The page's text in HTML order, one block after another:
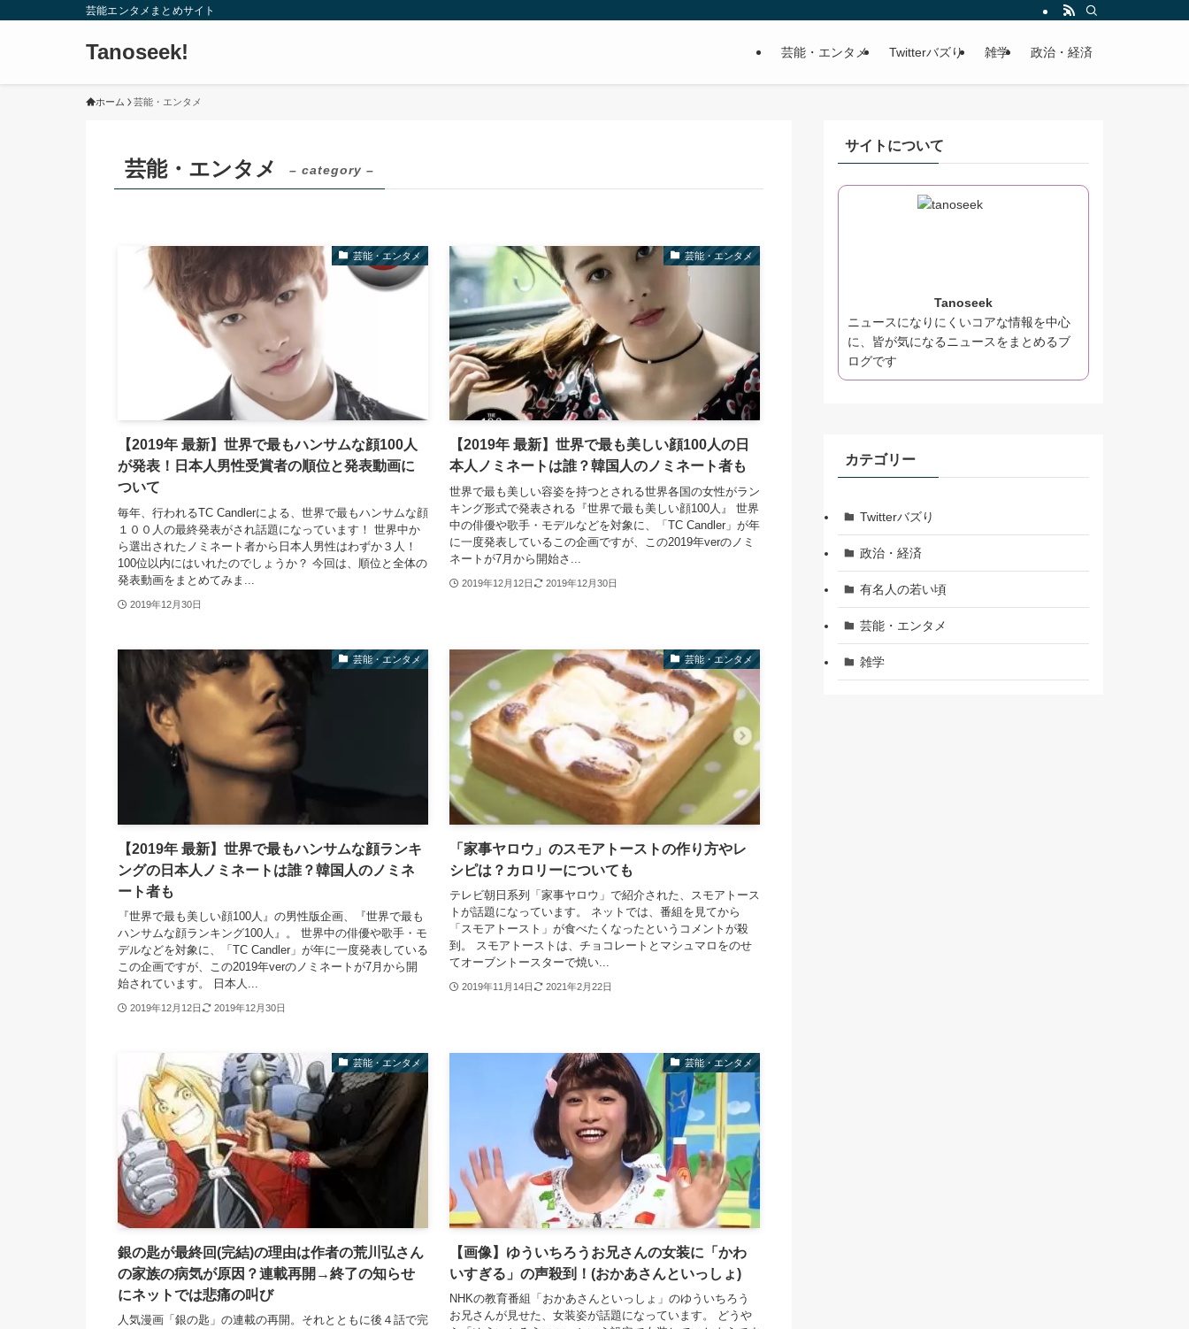
芸能エンタメまとめサイト
Tanoseek! 芸能・エンタメ Twitterバズり 雑学 政治・経済
ホーム 芸能・エンタメ
芸能・エンタメ – category –
芸能・エンタメ
【2019年 最新】世界で最もハンサムな顔100人
が発表！日本人男性受賞者の順位と発表動画に
ついて
毎年、行われるTC Candlerによる、世界で最もハンサムな顔
１００人の最終発表がされ話題になっています！ 世界中か
ら選出されたノミネート者から日本人男性はわずか３人！
100位以内にはいれたのでしょうか？ 今回は、順位と全体の
発表動画をまとめてみま...
2019年12月30日
芸能・エンタメ
【2019年 最新】世界で最も美しい顔100人の日
本人ノミネートは誰？韓国人のノミネート者も
世界で最も美しい容姿を持つとされる世界各国の女性がラン
キング形式で発表される『世界で最も美しい顔100人』 世界
中の俳優や歌手・モデルなどを対象に、「TC Candler」が年
に一度発表しているこの企画ですが、この2019年verのノミ
ネートが7月から開始さ...
2019年12月12日 2019年12月30日
芸能・エンタメ
【2019年 最新】世界で最もハンサムな顔ランキ
ングの日本人ノミネートは誰？韓国人のノミネ
ート者も
『世界で最も美しい顔100人』の男性版企画、『世界で最も
ハンサムな顔ランキング100人』。 世界中の俳優や歌手・モ
デルなどを対象に、「TC Candler」が年に一度発表している
この企画ですが、この2019年verのノミネートが7月から開
始されています。 日本人...
2019年12月12日 2019年12月30日
芸能・エンタメ
「家事ヤロウ」のスモアトーストの作り方やレ
シピは？カロリーについても
テレビ朝日系列「家事ヤロウ」で紹介された、スモアトース
トが話題になっています。 ネットでは、番組を見てから
「スモアトースト」が食べたくなったというコメントが殺
到。 スモアトーストは、チョコレートとマシュマロをのせ
てオーブントースターで焼い...
2019年11月14日 2021年2月22日
芸能・エンタメ
銀の匙が最終回(完結)の理由は作者の荒川弘さん
の家族の病気が原因？連載再開→終了の知らせ
にネットでは悲痛の叫び
人気漫画「銀の匙」の連載の再開。それとともに後４話で完
芸能・エンタメ
【画像】ゆういちろうお兄さんの女装に「かわ
いすぎる」の声殺到！(おかあさんといっしょ)
NHKの教育番組「おかあさんといっしょ」のゆういちろう
お兄さんが見せた、女装姿が話題になっています。 どうや
サイトについて
Tanoseek
ニュースになりにくいコアな情報を中心
に、皆が気になるニュースをまとめるブ
ログです
カテゴリー
Twitterバズり
政治・経済
有名人の若い頃
芸能・エンタメ
雑学